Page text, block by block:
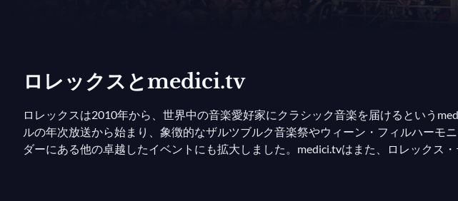
ロレックスとmedici.tv
ロレックスは2010年から、世界中の音楽愛好家にクラシック音楽を届けるという
ルの年次放送から始まり、象徴的なザルツブルク音楽祭やウィーン・フィルハー
ダーにある他の卓越したイベントにも拡大しました。medici.tvはまた、ロレックス